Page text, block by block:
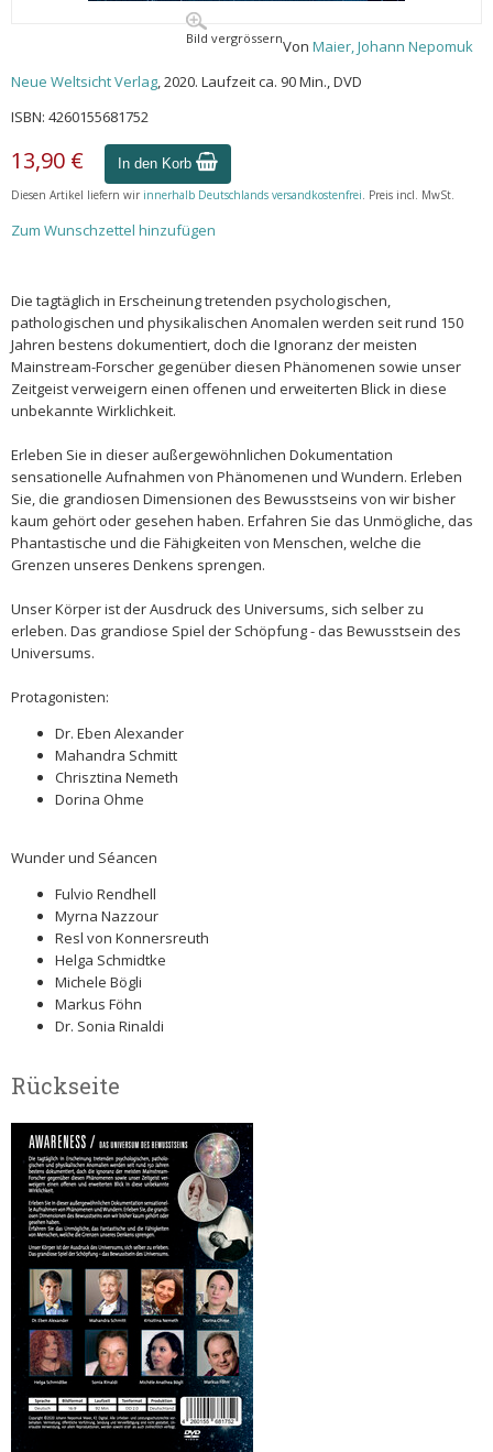
Bild vergrössernVon Maier, Johann Nepomuk
Neue Weltsicht Verlag, 2020. Laufzeit ca. 90 Min., DVD
ISBN: 4260155681752
13,90 € In den Korb
Diesen Artikel liefern wir innerhalb Deutschlands versandkostenfrei. Preis incl. MwSt.
Zum Wunschzettel hinzufügen
Die tagtäglich in Erscheinung tretenden psychologischen,
pathologischen und physikalischen Anomalen werden seit rund 150
Jahren bestens dokumentiert, doch die Ignoranz der meisten
Mainstream-Forscher gegenüber diesen Phänomenen sowie unser
Zeitgeist verweigern einen offenen und erweiterten Blick in diese
unbekannte Wirklichkeit.
Erleben Sie in dieser außergewöhnlichen Dokumentation
sensationelle Aufnahmen von Phänomenen und Wundern. Erleben
Sie, die grandiosen Dimensionen des Bewusstseins von wir bisher
kaum gehört oder gesehen haben. Erfahren Sie das Unmögliche, das
Phantastische und die Fähigkeiten von Menschen, welche die
Grenzen unseres Denkens sprengen.
Unser Körper ist der Ausdruck des Universums, sich selber zu
erleben. Das grandiose Spiel der Schöpfung - das Bewusstsein des
Universums.
Protagonisten:
Dr. Eben Alexander
Mahandra Schmitt
Chrisztina Nemeth
Dorina Ohme
Wunder und Séancen
Fulvio Rendhell
Myrna Nazzour
Resl von Konnersreuth
Helga Schmidtke
Michele Bögli
Markus Föhn
Dr. Sonia Rinaldi
Rückseite